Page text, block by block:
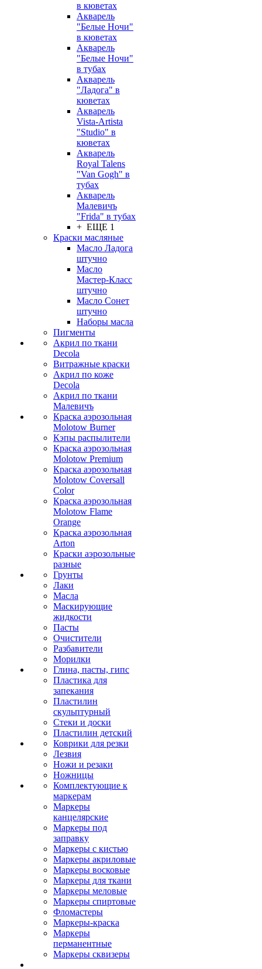
в кюветах
Акварель
"Белые Ночи"
в кюветах
Акварель
"Белые Ночи"
в тубах
Акварель
"Ладога" в
кюветах
Акварель
Vista-Artista
"Studio" в
кюветах
Акварель
Royal Talens
"Van Gogh" в
тубах
Акварель
Малевичъ
"Frida" в тубах
+ ЕЩЕ 1
Краски масляные
Масло Ладога
штучно
Масло
Мастер-Класс
штучно
Масло Сонет
штучно
Наборы масла
Пигменты
Акрил по ткани
Decola
Витражные краски
Акрил по коже
Decola
Акрил по ткани
Малевичъ
Краска аэрозольная
Molotow Burner
Кэпы распылители
Краска аэрозольная
Molotow Premium
Краска аэрозольная
Molotow Coversall
Color
Краска аэрозольная
Molotow Flame
Orange
Краска аэрозольная
Arton
Краски аэрозольные
разные
Грунты
Лаки
Масла
Маскирующие
жидкости
Пасты
Очистители
Разбавители
Морилки
Глина, пасты, гипс
Пластика для
запекания
Пластилин
скульптурный
Стеки и доски
Пластилин детский
Коврики для резки
Лезвия
Ножи и резаки
Ножницы
Комплектующие к
маркерам
Маркеры
канцелярские
Маркеры под
заправку
Маркеры с кистью
Маркеры акриловые
Маркеры восковые
Маркеры для ткани
Маркеры меловые
Маркеры спиртовые
Фломастеры
Маркеры-краска
Маркеры
перманентные
Маркеры сквизеры